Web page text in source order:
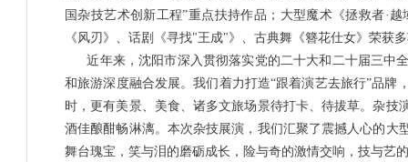
国杂技艺术创新工程”重点扶持作品；大型魔术《拯救者·
《风刃》、话剧《寻找"王成"》、古典舞《簪花仕女》荣获
近年来，沈阳市深入贯彻落实党的二十大和二十届三中
和旅游深度融合发展。我们着力打造“跟着演艺去旅行”品
时，更有美景、美食、诸多文旅场景待打卡、待拔草。杂
酒佳酿酣畅淋漓。本次杂技展演，我们汇聚了震撼人心的
舞台瑰宝，笑与泪的磨砺成长，险与奇的激情交响，技与艺